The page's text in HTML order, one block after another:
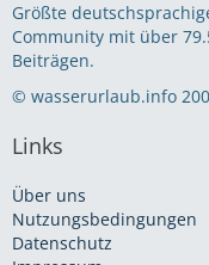
Größte
Community mit über
Beiträgen.
© wasserurlaub.info
Links
Über uns
Nutzungsbedingungen
Datenschutz